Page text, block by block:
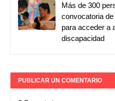
Más de 300
convocatoria
para acceder a
discapacidad
PUBLICAR UN COMENTARIO